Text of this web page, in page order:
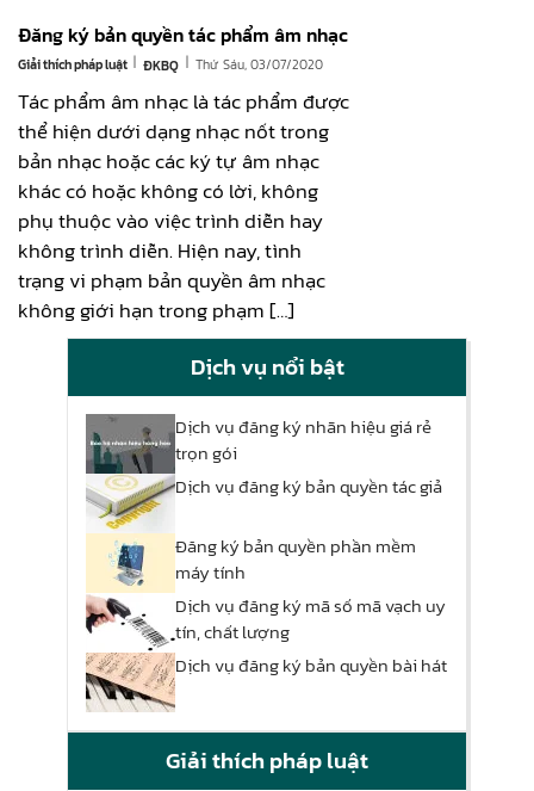
Đăng ký bản quyền tác phẩm âm nhạc
Giải thích pháp luật | ĐKBQ | Thứ Sáu, 03/07/2020
Tác phẩm âm nhạc là tác phẩm được
thể hiện dưới dạng nhạc nốt trong
bản nhạc hoặc các ký tự âm nhạc
khác có hoặc không có lời, không
phụ thuộc vào việc trình diễn hay
không trình diễn. Hiện nay, tình
trạng vi phạm bản quyền âm nhạc
không giới hạn trong phạm […]
Dịch vụ nổi bật
Dịch vụ đăng ký nhãn hiệu giá rẻ
trọn gói
Dịch vụ đăng ký bản quyền tác giả
Đăng ký bản quyền phần mềm
máy tính
Dịch vụ đăng ký mã số mã vạch uy
tín, chất lượng
Dịch vụ đăng ký bản quyền bài hát
Giải thích pháp luật